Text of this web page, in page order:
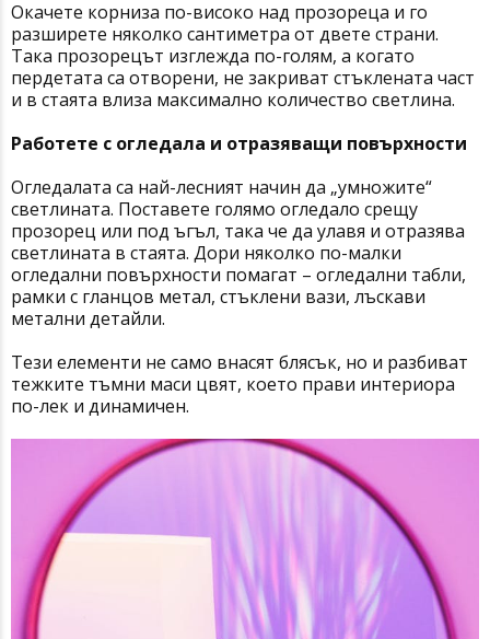
Окачете корниза по-високо над прозореца и го
разширете няколко сантиметра от двете страни.
Така прозорецът изглежда по-голям, а когато
пердетата са отворени, не закриват стъклената част
и в стаята влиза максимално количество светлина.
Работете с огледала и отразяващи повърхности
Огледалата са най-лесният начин да „умножите“
светлината. Поставете голямо огледало срещу
прозорец или под ъгъл, така че да улавя и отразява
светлината в стаята. Дори няколко по-малки
огледални повърхности помагат – огледални табли,
рамки с гланцов метал, стъклени вази, лъскави
метални детайли.
Тези елементи не само внасят блясък, но и разбиват
тежките тъмни маси цвят, което прави интериора
по-лек и динамичен.